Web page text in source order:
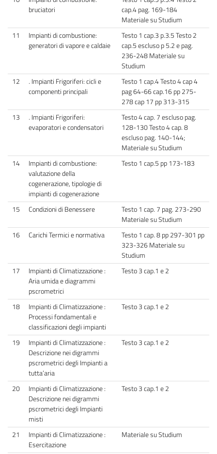
bruciatori
cap.4 pag. 169-184
Materiale su Studium
11
Impianti di combustione:
generatori di vapore e caldaie
Testo 1 cap.3 p.3.5 Testo 2
cap.5 escluso p 5.2 e pag.
236-248 Materiale su
Studium
12
. Impianti Frigoriferi: cicli e
componenti principali
Testo 1 cap.4 Testo 4 cap 4
pag 64-66 cap.16 pp 275-
278 cap 17 pp 313-315
13
. Impianti Frigoriferi:
evaporatori e condensatori
Testo 4 cap. 7 escluso pag.
128-130 Testo 4 cap. 8
escluso pag. 140-144;
Materiale su Studium
14
Impianti di combustione:
valutazione della
cogenerazione, tipologie di
impianti di cogenerazione
Testo 1 cap.5 pp 173-183
15 Condizioni di Benessere
Testo 1 cap. 7 pag. 273-290
Materiale su Studium
16
Carichi Termici e normativa
Testo 1 cap. 8 pp 297-301 pp
323-326 Materiale su
Studium
17
Impianti di Climatizzazione :
Aria umida e diagrammi
pscrometrici
Testo 3 cap.1 e 2
18
Impianti di Climatizzazione :
Processi fondamentali e
classificazioni degli impianti
Testo 3 cap.1 e 2
19
Impianti di Climatizzazione :
Descrizione nei digrammi
pscrometrici degli Impianti a
tutta’aria
Testo 3 cap.1 e 2
20
Impianti di Climatizzazione :
Descrizione nei digrammi
pscrometrici degli Impianti
misti
Testo 3 cap.1 e 2
21
Impianti di Climatizzazione :
Esercitazione
Materiale su Studium